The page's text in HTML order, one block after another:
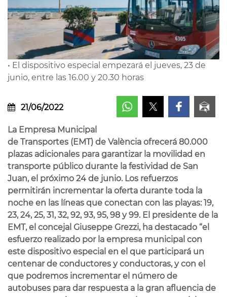
• El dispositivo especial empezará el jueves, 23 de
junio, entre las 16.00 y 20.30 horas
21/06/2022
La Empresa Municipal
de Transportes (EMT) de València ofrecerá 80.000
plazas adicionales para garantizar la movilidad en
transporte público durante la festividad de San
Juan, el próximo 24 de junio. Los refuerzos
permitirán incrementar la oferta durante toda la
noche en las líneas que conectan con las playas: 19,
23, 24, 25, 31, 32, 92, 93, 95, 98 y 99. El presidente de la
EMT, el concejal Giuseppe Grezzi, ha destacado “el
esfuerzo realizado por la empresa municipal con
este dispositivo especial en el que participará un
centenar de conductores y conductoras, y con el
que podremos incrementar el número de
autobuses para dar respuesta a la gran afluencia de